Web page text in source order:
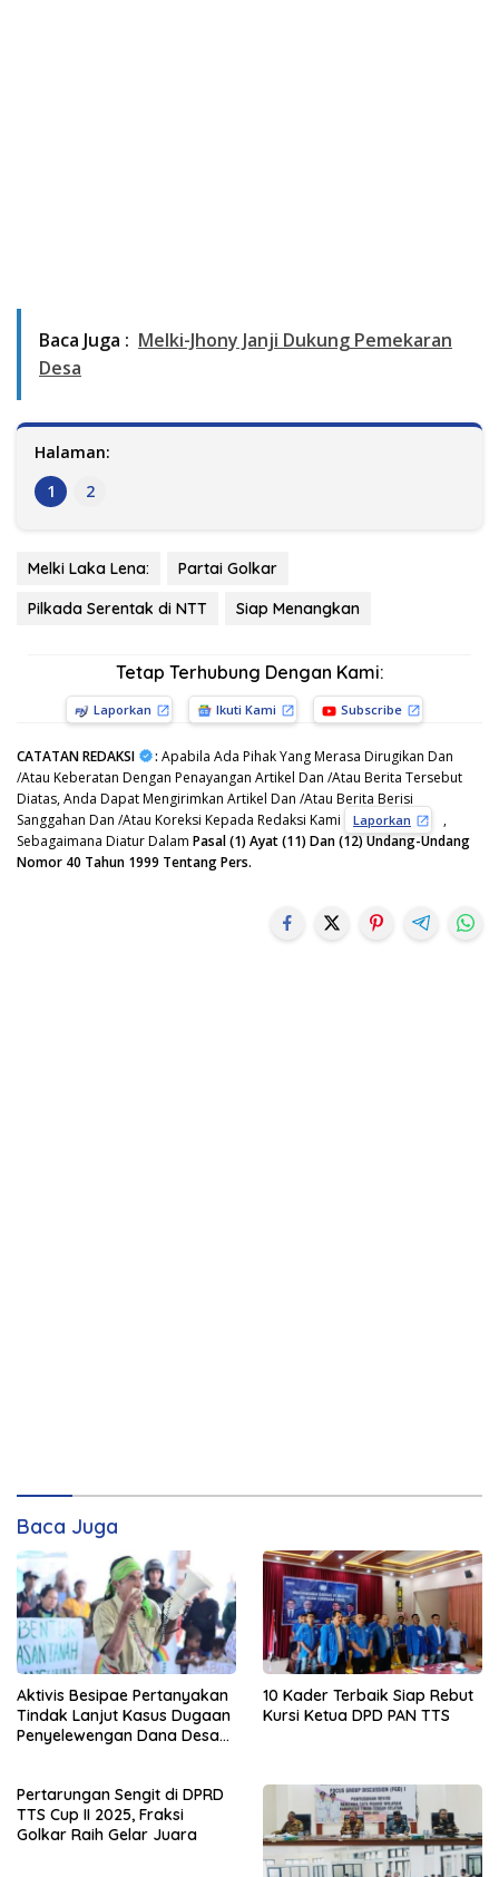
Baca Juga : Melki-Jhony Janji Dukung Pemekaran
Desa
Halaman:
1
2
Melki Laka Lena:
Partai Golkar
Pilkada Serentak di NTT
Siap Menangkan
Tetap Terhubung Dengan Kami:
Laporkan Ikuti Kami Subscribe
CATATAN REDAKSI : Apabila Ada Pihak Yang Merasa Dirugikan Dan
/Atau Keberatan Dengan Penayangan Artikel Dan /Atau Berita Tersebut
Diatas, Anda Dapat Mengirimkan Artikel Dan /Atau Berita Berisi
Sanggahan Dan /Atau Koreksi Kepada Redaksi Kami
Laporkan
,
Sebagaimana Diatur Dalam Pasal (1) Ayat (11) Dan (12) Undang-Undang
Nomor 40 Tahun 1999 Tentang Pers.
Baca Juga
Aktivis Besipae Pertanyakan
Tindak Lanjut Kasus Dugaan
Penyelewengan Dana Desa
10 Kader Terbaik Siap Rebut
Kursi Ketua DPD PAN TTS
Pertarungan Sengit di DPRD
TTS Cup II 2025, Fraksi
Golkar Raih Gelar Juara